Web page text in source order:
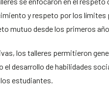
y respeto por los límites
mutuo desde los primeros
los talleres permitieron
desarrollo de habilidades
estudiantes.